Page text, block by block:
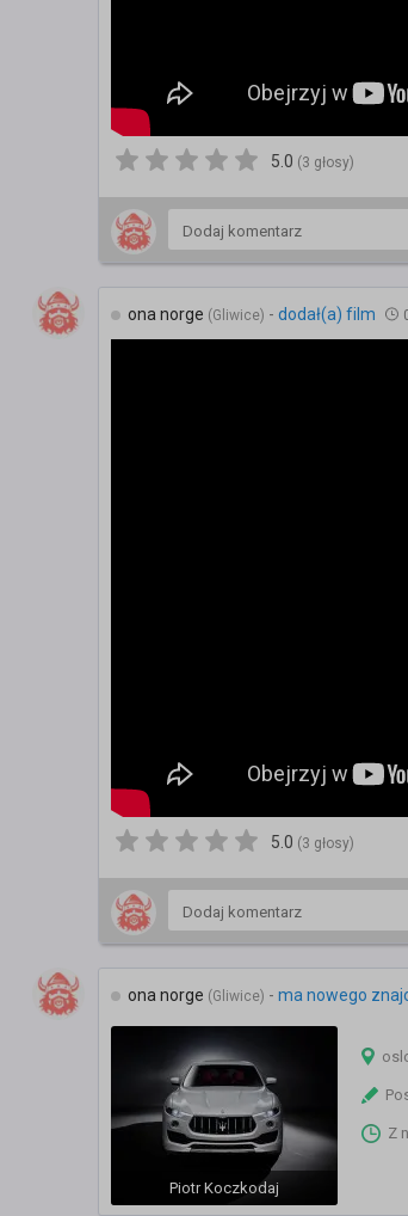
5.0 (3 głosy)
ona norge (Gliwice) - dodał(a) film
5.0 (3 głosy)
ona norge (Gliwice) - ma nowego
Piotr Koczkodaj
Z